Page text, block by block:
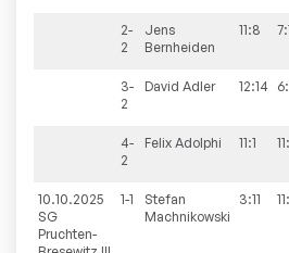
2-
2
Jens
Bernheiden
11:8
3-
2
David Adler 12:14
4-
2
Felix Adolphi 11:1
10.10.2025
SG
Pruchten-
1-1
Stefan
Machnikowski
3:11